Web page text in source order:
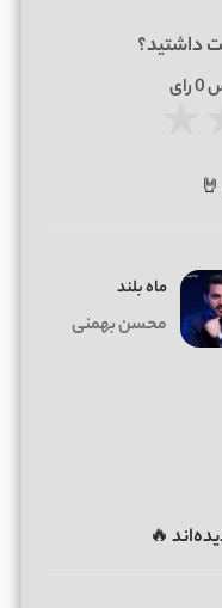
داشتید؟
0رای
ماه بلند
محسن بهمنی
🔥